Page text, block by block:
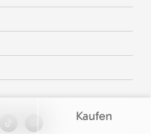
Kaufen